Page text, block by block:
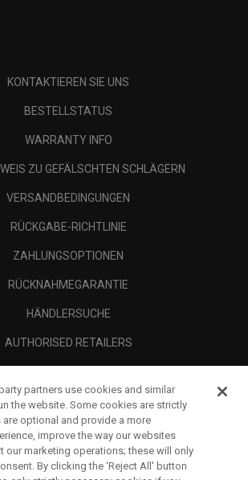
KONTAKTIEREN SIE UNS
BESTELLSTATUS
WARRANTY INFO
ZU GEFÄLSCHTEN SCHLÄGERN
VERSANDBEDINGUNGEN
RÜCKGABE-RICHTLINIE
ZAHLUNGSOPTIONEN
RÜCKNAHMEGARANTIE
HÄNDLERSUCHE
AUTHORISED RETAILERS
RECHTLICHES-
partners use cookies and similar
the website. Some cookies are strictly
are optional and provide a more
improve the way our websites
our marketing operations; these will only
By clicking the ‘Reject All' button